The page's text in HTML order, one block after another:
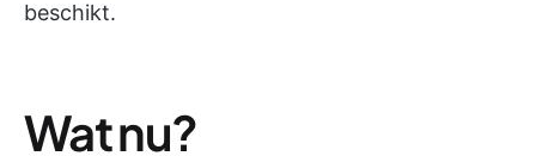
beschikt.
Wat nu?